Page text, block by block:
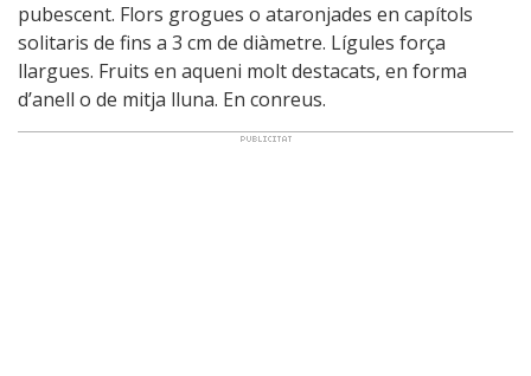
pubescent. Flors grogues o ataronjades en capítols
solitaris de fins a 3 cm de diàmetre. Lígules força
llargues. Fruits en aqueni molt destacats, en forma
d’anell o de mitja lluna. En conreus.